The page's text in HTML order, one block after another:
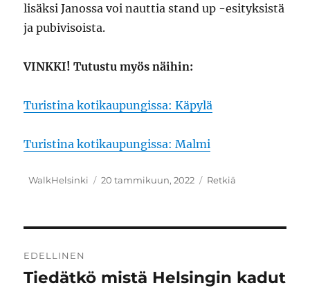
lisäksi Janossa voi nauttia stand up -esityksistä
ja pubivisoista.
VINKKI! Tutustu myös näihin:
Turistina kotikaupungissa: Käpylä
Turistina kotikaupungissa: Malmi
Kirjoittaja
WalkHelsinki Julkaistu
20 tammikuun, 2022 Kategoriat
Retkiä
selaus
EDELLINEN
Edellinen
Tiedätkö mistä Helsingin kadut